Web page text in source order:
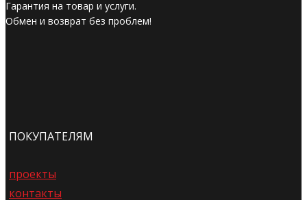
Гарантия на товар и услуги.
Обмен и возврат без проблем!
ПОКУПАТЕЛЯМ
проекты
контакты